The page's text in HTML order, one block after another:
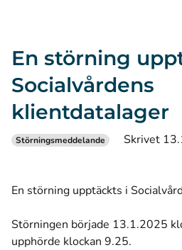
En störning
Socialvårdens
klientdatalager
Störningsmeddelande Skrivet
En störning upptäckts i
Störningen började 13.1.2025
upphörde klockan 9.25.